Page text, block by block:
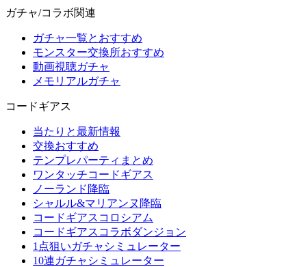
ガチャ/コラボ関連
ガチャ一覧とおすすめ
モンスター交換所おすすめ
動画視聴ガチャ
メモリアルガチャ
コードギアス
当たりと最新情報
交換おすすめ
テンプレパーティまとめ
ワンタッチコードギアス
ノーランド降臨
シャルル&マリアンヌ降臨
コードギアスコロシアム
コードギアスコラボダンジョン
1点狙いガチャシミュレーター
10連ガチャシミュレーター